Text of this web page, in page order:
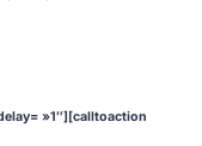
»1″][calltoaction